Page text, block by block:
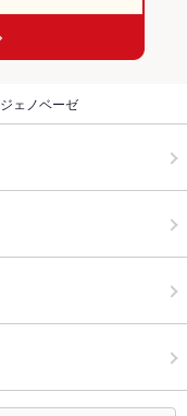
ジェノベーゼ